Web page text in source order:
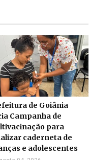
de Goiânia
Campanha de
para
caderneta de
e adolescentes